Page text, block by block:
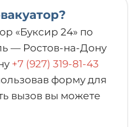
«Буксир 24» по
— Ростов-на-Дону
+7 (927) 319-81-43
форму для
вызов вы можете